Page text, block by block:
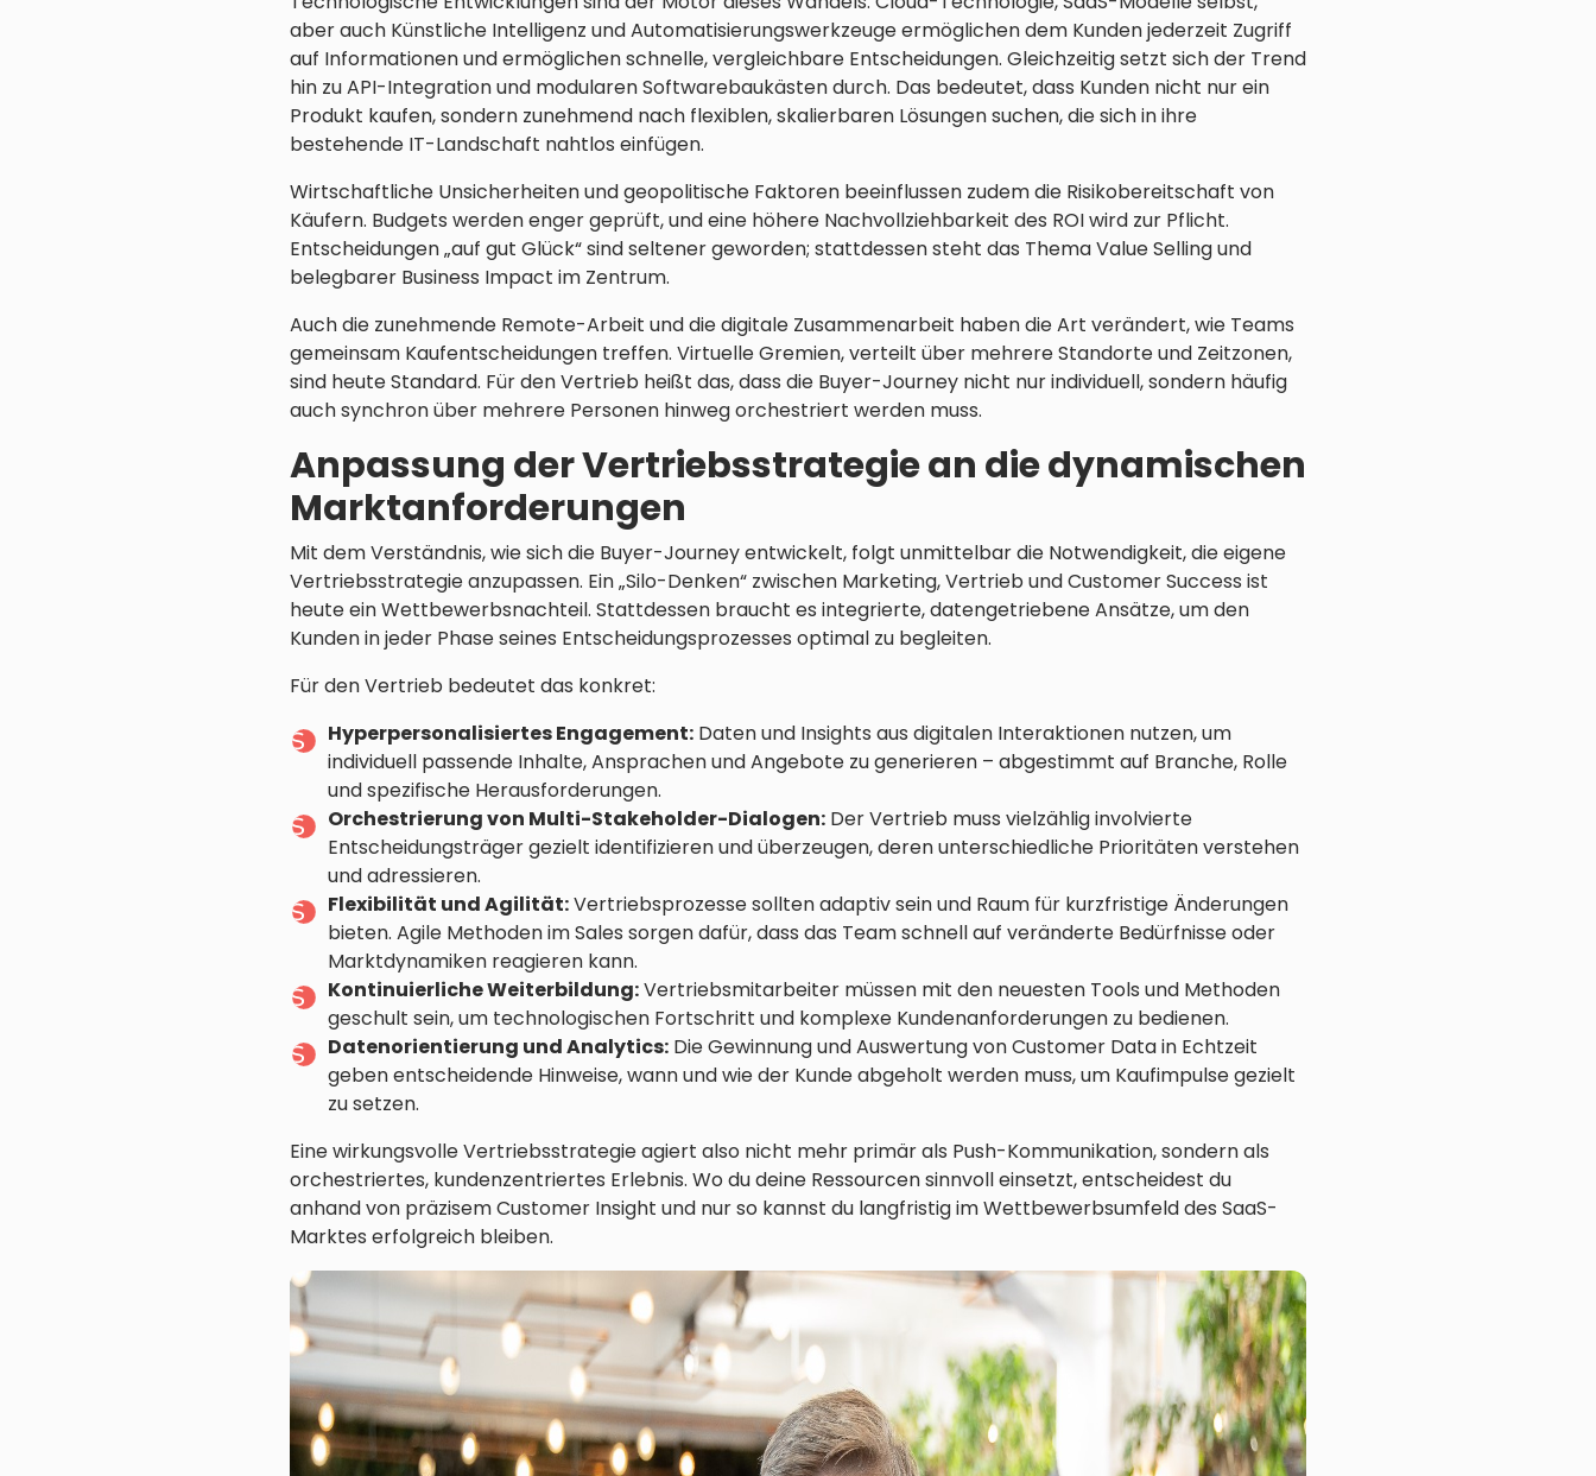
aber auch Künstliche Intelligenz und Automatisierungswerkzeuge ermöglichen dem Kunden jederzeit Zugriff
auf Informationen und ermöglichen schnelle, vergleichbare Entscheidungen. Gleichzeitig setzt sich der Trend
hin zu API-Integration und modularen Softwarebaukästen durch. Das bedeutet, dass Kunden nicht nur ein
Produkt kaufen, sondern zunehmend nach flexiblen, skalierbaren Lösungen suchen, die sich in ihre
bestehende IT-Landschaft nahtlos einfügen.
Wirtschaftliche Unsicherheiten und geopolitische Faktoren beeinflussen zudem die Risikobereitschaft von
Käufern. Budgets werden enger geprüft, und eine höhere Nachvollziehbarkeit des ROI wird zur Pflicht.
Entscheidungen „auf gut Glück“ sind seltener geworden; stattdessen steht das Thema Value Selling und
belegbarer Business Impact im Zentrum.
Auch die zunehmende Remote-Arbeit und die digitale Zusammenarbeit haben die Art verändert, wie Teams
gemeinsam Kaufentscheidungen treffen. Virtuelle Gremien, verteilt über mehrere Standorte und Zeitzonen,
sind heute Standard. Für den Vertrieb heißt das, dass die Buyer-Journey nicht nur individuell, sondern häufig
auch synchron über mehrere Personen hinweg orchestriert werden muss.
Anpassung der Vertriebsstrategie an die dynamischen
Marktanforderungen
Mit dem Verständnis, wie sich die Buyer-Journey entwickelt, folgt unmittelbar die Notwendigkeit, die eigene
Vertriebsstrategie anzupassen. Ein „Silo-Denken“ zwischen Marketing, Vertrieb und Customer Success ist
heute ein Wettbewerbsnachteil. Stattdessen braucht es integrierte, datengetriebene Ansätze, um den
Kunden in jeder Phase seines Entscheidungsprozesses optimal zu begleiten.
Für den Vertrieb bedeutet das konkret:
Hyperpersonalisiertes Engagement: Daten und Insights aus digitalen Interaktionen nutzen, um
individuell passende Inhalte, Ansprachen und Angebote zu generieren – abgestimmt auf Branche, Rolle
und spezifische Herausforderungen.
Orchestrierung von Multi-Stakeholder-Dialogen: Der Vertrieb muss vielzählig involvierte
Entscheidungsträger gezielt identifizieren und überzeugen, deren unterschiedliche Prioritäten verstehen
und adressieren.
Flexibilität und Agilität:Vertriebsprozesse sollten adaptiv sein und Raum für kurzfristige Änderungen
bieten. Agile Methoden im Sales sorgen dafür, dass das Team schnell auf veränderte Bedürfnisse oder
Marktdynamiken reagieren kann.
Kontinuierliche Weiterbildung:Vertriebsmitarbeiter müssen mit den neuesten Tools und Methoden
geschult sein, um technologischen Fortschritt und komplexe Kundenanforderungen zu bedienen.
Datenorientierung und Analytics: Die Gewinnung und Auswertung von Customer Data in Echtzeit
geben entscheidende Hinweise, wann und wie der Kunde abgeholt werden muss, um Kaufimpulse gezielt
zu setzen.
Eine wirkungsvolle Vertriebsstrategie agiert also nicht mehr primär als Push-Kommunikation, sondern als
orchestriertes, kundenzentriertes Erlebnis. Wo du deine Ressourcen sinnvoll einsetzt, entscheidest du
anhand von präzisem Customer Insight und nur so kannst du langfristig im Wettbewerbsumfeld des SaaS-
Marktes erfolgreich bleiben.